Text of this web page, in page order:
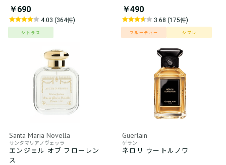
￥690
4.03 (364件)
シトラス
￥490
3.68 (175件)
フルーティー シプレ
Santa Maria Novella
サンタマリアノヴェッラ
エンジェル オブ フローレン
ス
Guerlain
ゲラン
ネロリ ウートルノワ